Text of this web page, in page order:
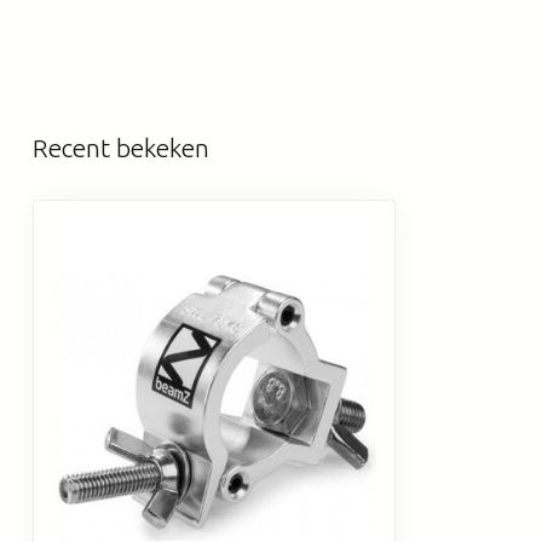
Recent bekeken